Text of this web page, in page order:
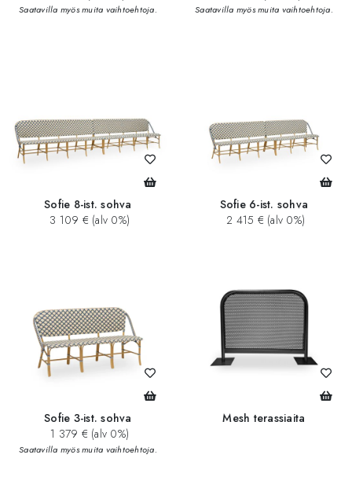
Saatavilla myös muita vaihtoehtoja. Saatavilla myös muita vaihtoehtoja.
Sofie 8-ist. sohva
3 109 € (alv 0%)
Sofie 6-ist. sohva
2 415 € (alv 0%)
Sofie 3-ist. sohva
1 379 € (alv 0%)
Saatavilla myös muita vaihtoehtoja.
Mesh terassiaita